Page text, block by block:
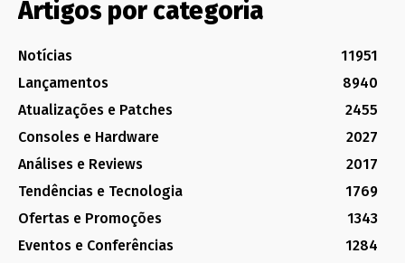
Artigos por categoria
Notícias
11951
Lançamentos
8940
Atualizações e Patches
2455
Consoles e Hardware
2027
Análises e Reviews
2017
Tendências e Tecnologia
1769
Ofertas e Promoções
1343
Eventos e Conferências
1284